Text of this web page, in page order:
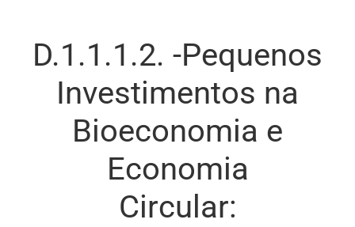
D.1.1.1.2. -Pequenos
Investimentos na
Bioeconomia e
Economia
Circular: